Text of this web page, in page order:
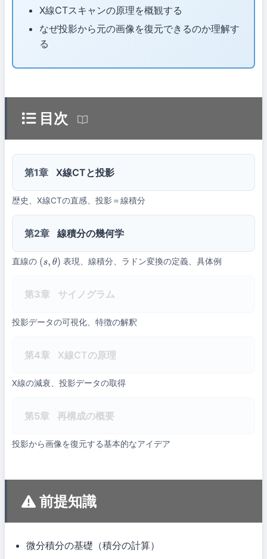
X線CTスキャンの原理を概観する
なぜ投影から元の画像を復元できるのか理解す
る
目次
第1章 X線CTと投影
歴史、X線CTの直感、投影＝線積分
第2章 線積分の幾何学
直線の (s,θ) 表現、線積分、ラドン変換の定義、具体例
第3章 サイノグラム
投影データの可視化、特徴の解釈
第4章 X線CTの原理
X線の減衰、投影データの取得
第5章 再構成の概要
投影から画像を復元する基本的なアイデア
前提知識
微分積分の基礎（積分の計算）